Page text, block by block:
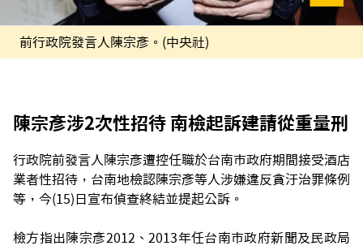
前行政院發言人陳宗彥。(中央社)
陳宗彥涉2次性招待 南檢起訴建請從重量刑
行政院前發言人陳宗彥遭控任職於台南市政府期間接受酒店
業者性招待，台南地檢認陳宗彥等人涉嫌違反貪汙治罪條例
等，今(15)日宣布偵查終結並提起公訴。
檢方指出陳宗彥2012、2013年任台南市政府新聞及民政局